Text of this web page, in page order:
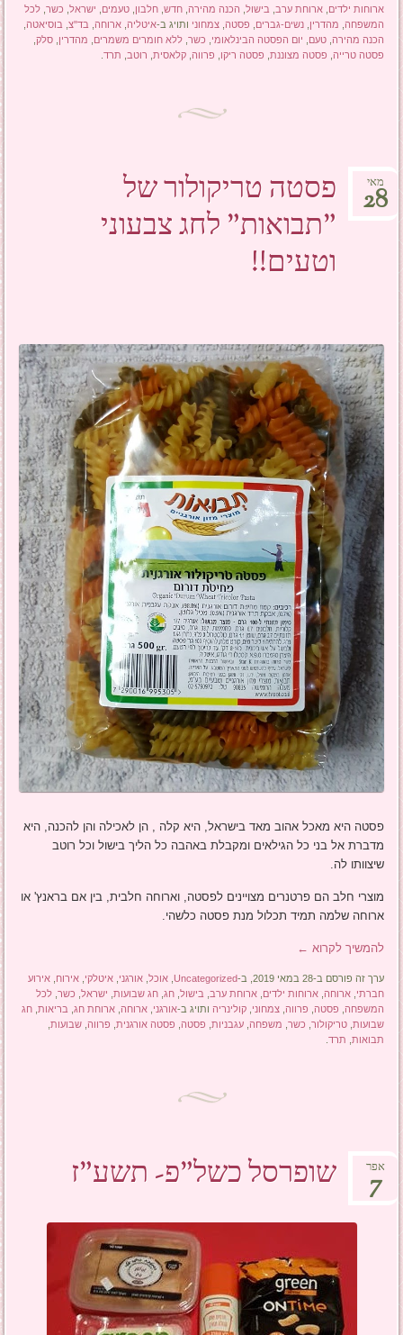
ארוחות ילדים ,ארוחת ערב בישול הכנה מהירה ,חדש ,חלבון ,טעמים ישראל כשר ,לכל
המשפחה מהדרין ,נשים-גברים פסטה ,צמחוני ותויג ב-איטליה ,ארוחה בד"צ בוסיאטה
הכנה מהירה ,טעם יום הפסטה הבינלאומי כשר ,ללא חומרים משמרים מהדרין ,סלק
פסטה טרייה פסטה מצוננת פסטה ריקו פרווה ,קלאסית רוטב תרד
פסטה טריקולור של
"תבואות" לחג צבעוני
וטעים!!
מאי
28
פסטה היא מאכל אהוב מאד בישראל, היא קלה , הן לאכילה והן להכנה, היא
מדברת אל בני כל הגילאים ומקבלת באהבה כל הליך בישול וכל רוטב
שיצוותו לה.
מוצרי חלב הם פרטנרים מצויינים לפסטה, וארוחה חלבית, בין אם בראנץ' או
ארוחה שלמה תמיד תכלול מנת פסטה כלשהי.
להמשיך לקרוא ←
ערך זה פורסם ב-28 במאי 2019, ב- Uncategorized
,אוכל ,אורגני ,איטלקי ,אירוח ,אירוע
חברתי ,ארוחה ,ארוחות ילדים ,ארוחת ערב בישול ,חג ,חג שבועות ישראל כשר ,לכל
המשפחה פסטה פרווה ,צמחוני ,קולינריה ותויג ב-אורגני ,ארוחה ,ארוחת חג בריאות ,חג
שבועות ,טריקולור כשר משפחה ,עגבניות פסטה פסטה אורגנית פרווה ,שבועות
תבואות תרד
שופרסל כשל"פ- תשע"ז אפר
7